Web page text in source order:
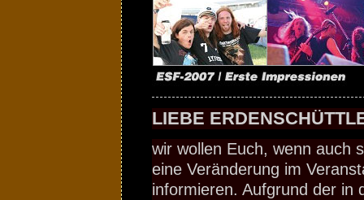
LIEBE
wir wollen Euch, wenn auch
eine Veränderung im
informieren. Aufgrund der in